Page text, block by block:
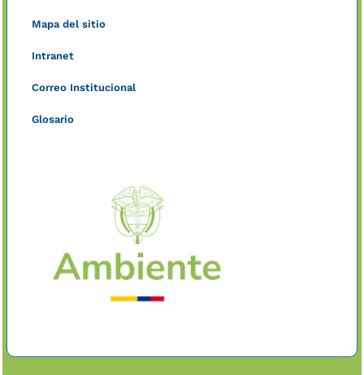
Mapa del sitio
Intranet
Correo Institucional
Glosario